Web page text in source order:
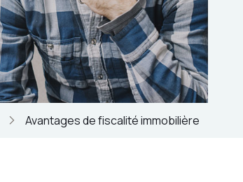
Avantages de fiscalité immobilière